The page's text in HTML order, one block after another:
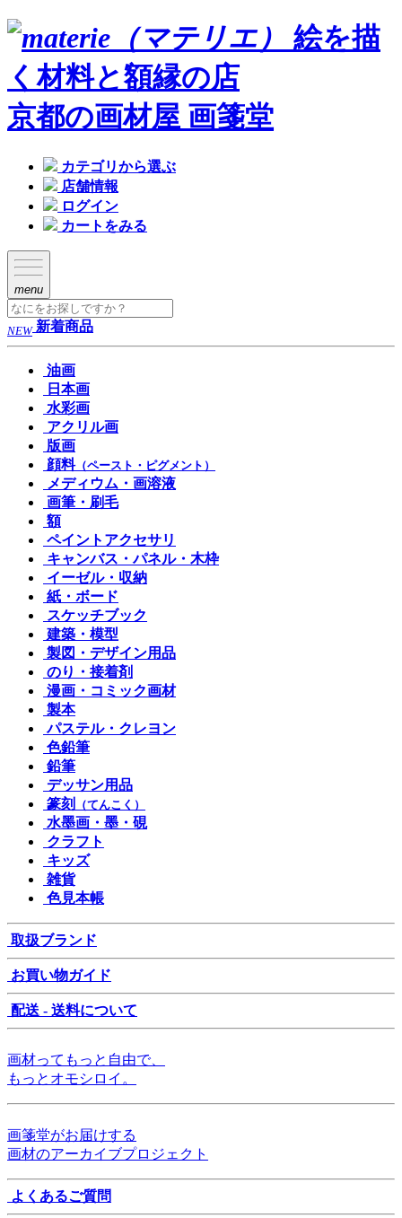
絵を描
く材料と額縁の店
京都の画材屋 画箋堂
カテゴリから選ぶ
店舗情報
ログイン
カートをみる
menu
NEW 新着商品
油画
日本画
水彩画
アクリル画
版画
顔料（ペースト・ピグメント）
メディウム・画溶液
画筆・刷毛
額
ペイントアクセサリ
キャンバス・パネル・木枠
イーゼル・収納
紙・ボード
スケッチブック
建築・模型
製図・デザイン用品
のり・接着剤
漫画・コミック画材
製本
パステル・クレヨン
色鉛筆
鉛筆
デッサン用品
篆刻
（てんこく）
水墨画・墨・硯
クラフト
キッズ
雑貨
色見本帳
取扱ブランド
お買い物ガイド
配送 - 送料について
画材ってもっと自由で、
もっとオモシロイ。
画箋堂がお届けする
画材のアーカイブプロジェクト
よくあるご質問